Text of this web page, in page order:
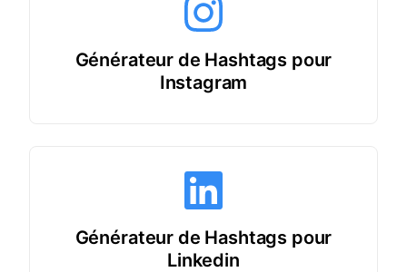
Générateur de Hashtags pour
Instagram
Générateur de Hashtags pour
Linkedin